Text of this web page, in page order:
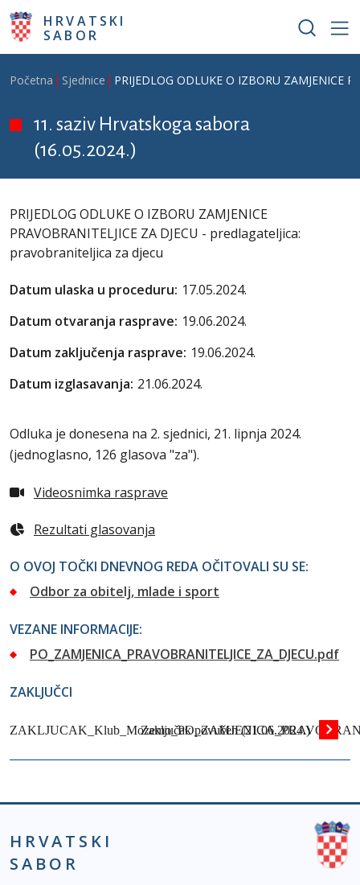
Skoči na glavni sadržaj
HRVATSKI
SABOR
Breadcrumb
Početna Sjednice PRIJEDLOG ODLUKE O IZBORU ZAMJENICE
11. saziv Hrvatskoga sabora
(16.05.2024.)
PRIJEDLOG ODLUKE O IZBORU ZAMJENICE
PRAVOBRANITELJICE ZA DJECU - predlagateljica:
pravobraniteljica za djecu
Datum ulaska u proceduru: 17.05.2024.
Datum otvaranja rasprave: 19.06.2024.
Datum zaključenja rasprave: 19.06.2024.
Datum izglasavanja: 21.06.2024.
Odluka je donesena na 2. sjednici, 21. lipnja 2024.
(jednoglasno, 126 glasova "za").
Videosnimka rasprave
Rezultati glasovanja
O OVOJ TOČKI DNEVNOG REDA OČITOVALI SU SE:
Odbor za obitelj, mlade i sport
VEZANE INFORMACIJE:
PO_ZAMJENICA_PRAVOBRANITELJICE_ZA_DJECU.pdf
ZAKLJUČCI
Zaključak povučen (21.06.2024.)
HRVATSKI
SABOR